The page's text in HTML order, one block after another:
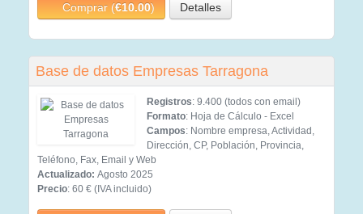
Comprar (€10.00) Detalles
Base de datos Empresas Tarragona
Registros: 9.400 (todos con email)
Formato: Hoja de Cálculo - Excel
Campos: Nombre empresa, Actividad,
Dirección, CP, Población, Provincia,
Teléfono, Fax, Email y Web
Actualizado: Agosto 2025
Precio: 60 € (IVA incluido)